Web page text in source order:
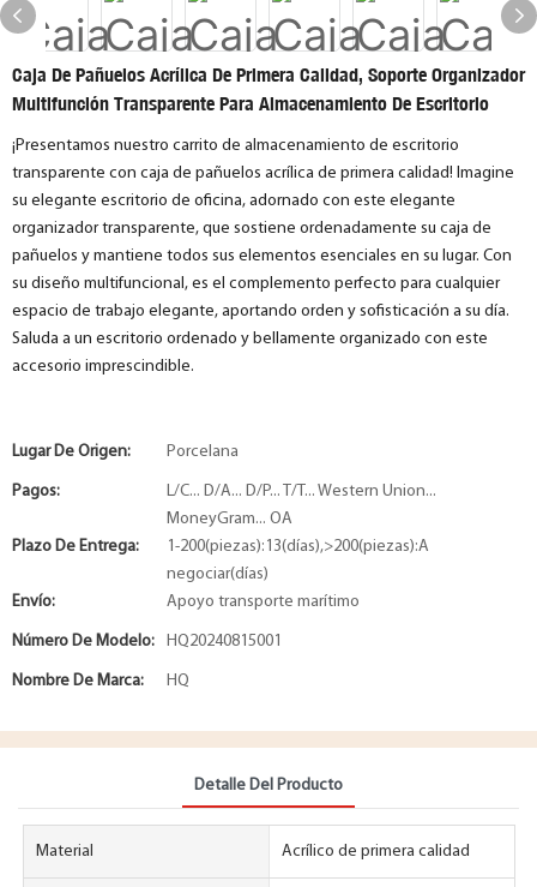
Caja De Pañuelos Acrílica De Primera Calidad, Soporte Organizador
Multifunción Transparente Para Almacenamiento De Escritorio
¡Presentamos nuestro carrito de almacenamiento de escritorio
transparente con caja de pañuelos acrílica de primera calidad! Imagine
su elegante escritorio de oficina, adornado con este elegante
organizador transparente, que sostiene ordenadamente su caja de
pañuelos y mantiene todos sus elementos esenciales en su lugar. Con
su diseño multifuncional, es el complemento perfecto para cualquier
espacio de trabajo elegante, aportando orden y sofisticación a su día.
Saluda a un escritorio ordenado y bellamente organizado con este
accesorio imprescindible.
Lugar De Origen: Porcelana
Pagos:
L/C... D/A... D/P... T/T... Western Union...
MoneyGram... OA
Plazo De Entrega:
1-200(piezas):13(días),>200(piezas):A
negociar(días)
Envío:
Apoyo transporte marítimo
Número De Modelo: HQ20240815001
Nombre De Marca: HQ
Detalle Del Producto
Material Acrílico de primera calidad